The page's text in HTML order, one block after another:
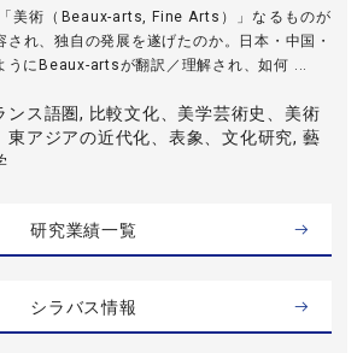
美術（Beaux-arts, Fine Arts）」なるものが
れ、独自の発展を遂げたのか。日本・中国・
うにBeaux-artsが翻訳／理解され、如何 ...
ンス語圏, 比較文化、美学芸術史、美術
東アジアの近代化、表象、文化研究, 藝
研究業績一覧
シラバス情報